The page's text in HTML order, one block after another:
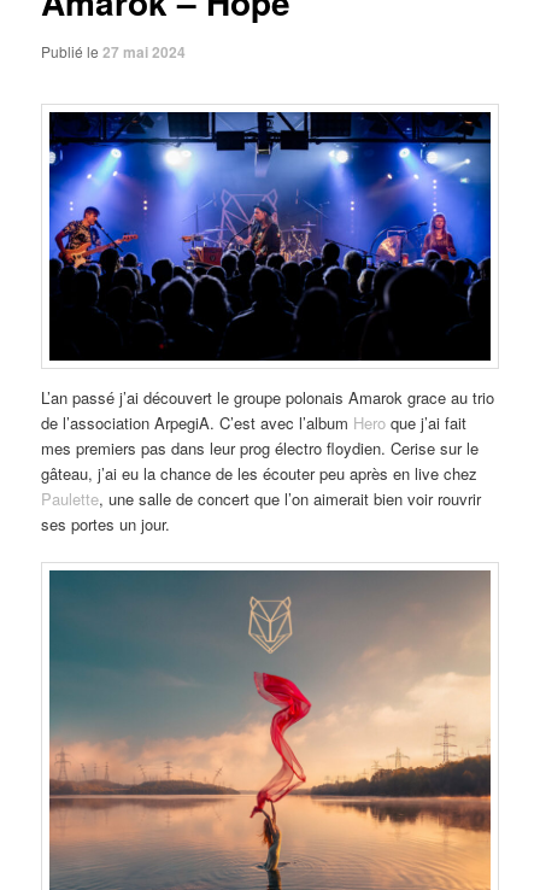
Publié le27 mai 2024
L’an passé j’ai découvert le groupe polonais Amarok grace au trio
de l’association ArpegiA. C’est avec l’album Hero que j’ai fait
mes premiers pas dans leur prog électro floydien. Cerise sur le
gâteau, j’ai eu la chance de les écouter peu après en live chez
Paulette, une salle de concert que l’on aimerait bien voir rouvrir
ses portes un jour.